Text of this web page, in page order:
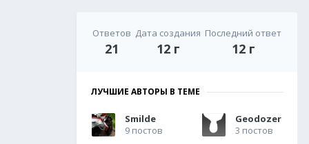
Ответов
21
Дата создания
12 г
Последний ответ
12 г
ЛУЧШИЕ АВТОРЫ В ТЕМЕ
Smilde
9 постов
Geodozer
3 постов